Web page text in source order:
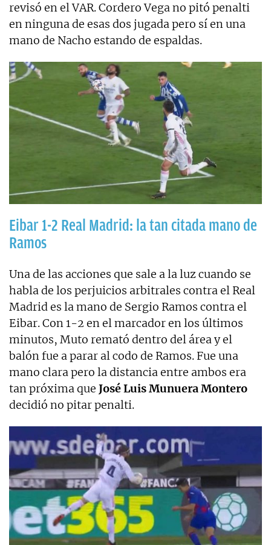
revisó en el VAR. Cordero Vega no pitó penalti
en ninguna de esas dos jugada pero sí en una
mano de Nacho estando de espaldas.
Eibar 1-2 Real Madrid: la tan citada mano de
Ramos
Una de las acciones que sale a la luz cuando se
habla de los perjuicios arbitrales contra el Real
Madrid es la mano de Sergio Ramos contra el
Eibar. Con 1-2 en el marcador en los últimos
minutos, Muto remató dentro del área y el
balón fue a parar al codo de Ramos. Fue una
mano clara pero la distancia entre ambos era
tan próxima que José Luis Munuera Montero
decidió no pitar penalti.